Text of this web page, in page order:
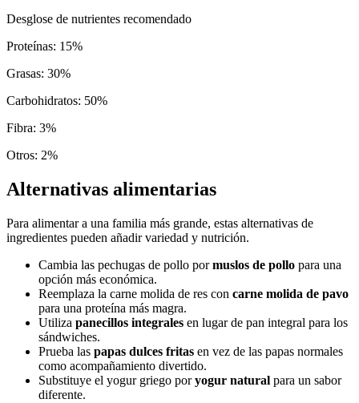
Desglose de nutrientes recomendado
Proteínas: 15%
Grasas: 30%
Carbohidratos: 50%
Fibra: 3%
Otros: 2%
Alternativas alimentarias
Para alimentar a una familia más grande, estas alternativas de
ingredientes pueden añadir variedad y nutrición.
Cambia las pechugas de pollo pormuslos de pollo para una
opción más económica.
Reemplaza la carne molida de res con carne molida de pavo
para una proteína más magra.
Utiliza panecillos integrales en lugar de pan integral para los
sándwiches.
Prueba las papas dulces fritas en vez de las papas normales
como acompañamiento divertido.
Substituye el yogur griego poryogur natural para un sabor
diferente.